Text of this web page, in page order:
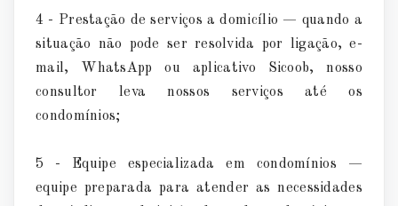
4 - Prestação de serviços a domicílio — quando a
situação não pode ser resolvida por ligação, e-
mail, WhatsApp ou aplicativo Sicoob, nosso
consultor leva nossos serviços até os
condomínios;
5 - Equipe especializada em condomínios —
equipe preparada para atender as necessidades